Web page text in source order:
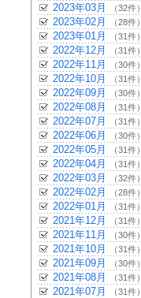
2023年03月 （32件）
2023年02月 （28件）
2023年01月 （31件）
2022年12月 （31件）
2022年11月 （30件）
2022年10月 （31件）
2022年09月 （30件）
2022年08月 （31件）
2022年07月 （31件）
2022年06月 （30件）
2022年05月 （31件）
2022年04月 （31件）
2022年03月 （32件）
2022年02月 （28件）
2022年01月 （31件）
2021年12月 （31件）
2021年11月 （30件）
2021年10月 （31件）
2021年09月 （30件）
2021年08月 （31件）
2021年07月 （31件）